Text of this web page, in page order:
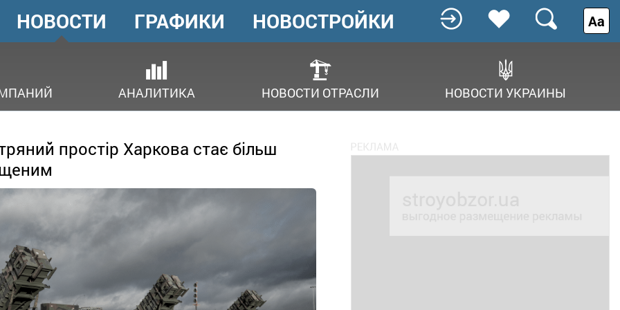
ГОЛОВНЕ
МЕНЮ
НОВОСТИ
АНАЛИТИКА НОВОСТИ ОТРАСЛИ НОВОСТИ УКРАИНЫ
ГРАФИКИ НОВОСТРОЙКИ Аа
простір Харкова стає більш